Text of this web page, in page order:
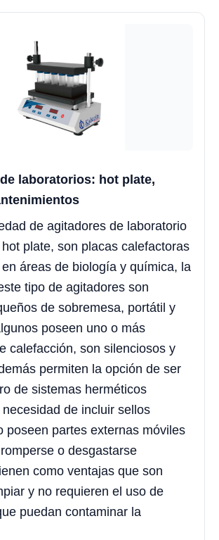
laboratorios: hot plate,
de agitadores de laboratorio
plate, son placas calefactoras
áreas de biología y química, la
tipo de agitadores son
de sobremesa, portátil y
poseen uno o más
calefacción, son silenciosos y
permiten la opción de ser
de sistemas herméticos
de incluir sellos
poseen partes externas móviles
o desgastarse
como ventajas que son
y no requieren el uso de
puedan contaminar la